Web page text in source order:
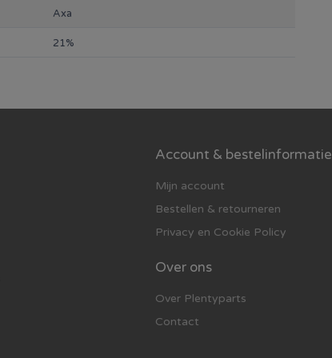
Axa
21%
Account & bestelinformatie
Mijn account
Bestellen & retourneren
Privacy en Cookie Policy
Over ons
Over Plentyparts
Contact